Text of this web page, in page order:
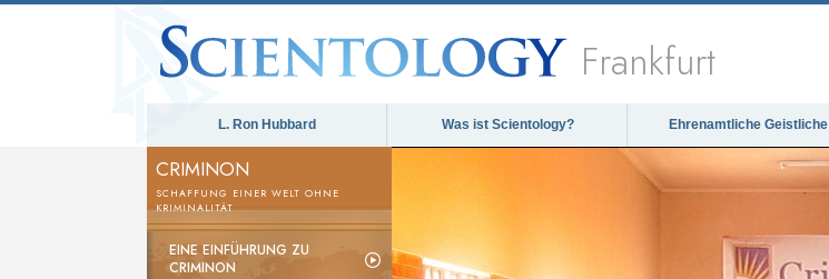
Frankfurt
L. Ron Hubbard Was ist Scientology? Ehrenamtliche Geistliche
CRIMINON
SCHAFFUNG EINER WELT OHNE
KRIMINALITÄT
EINE EINFÜHRUNG ZU
CRIMINON